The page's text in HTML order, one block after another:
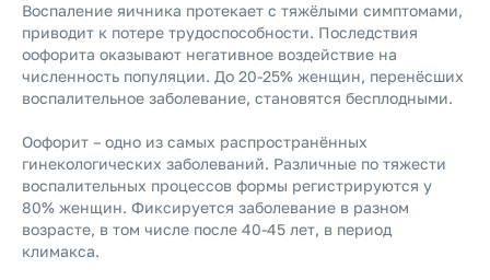
Воспаление яичника протекает с тяжёлыми симптомами,
приводит к потере трудоспособности. Последствия
оофорита оказывают негативное воздействие на
численность популяции. До 20-25% женщин, перенёсших
воспалительное заболевание, становятся бесплодными.
Оофорит – одно из самых распространённых
гинекологических заболеваний. Различные по тяжести
воспалительных процессов формы регистрируются у
80% женщин. Фиксируется заболевание в разном
возрасте, в том числе после 40-45 лет, в период
климакса.